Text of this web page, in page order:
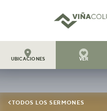

UBICACIONES

VER
TODOS LOS SERMONES